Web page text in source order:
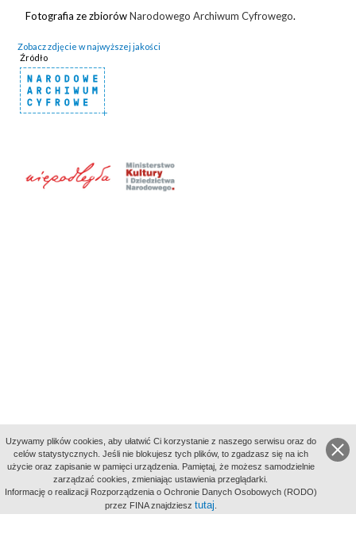
Fotografia ze zbiorówNarodowego Archiwum Cyfrowego.
Zobacz zdjęcie w najwyższej jakości
Źródło
aktywności
Uzywamy plików cookies, aby ułatwić Ci korzystanie z naszego serwisu oraz do
celów statystycznych. Jeśli nie blokujesz tych plików, to zgadzasz się na ich
użycie oraz zapisanie w pamięci urządzenia. Pamiętaj, że możesz samodzielnie
zarządzać cookies, zmieniając ustawienia przeglądarki.
Informację o realizacji Rozporządzenia o Ochronie Danych Osobowych (RODO)
przez FINA znajdziesz tutaj